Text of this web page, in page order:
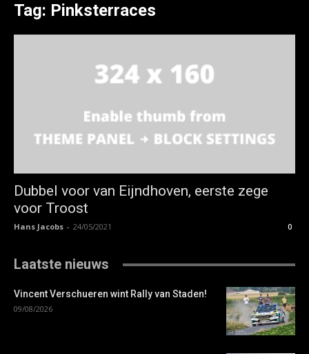
Tag: Pinksterraces
Dubbel voor van Eijndhoven, eerste zege
voor Troost
Hans Jacobs - 24/05/2021 0
Laatste nieuws
Vincent Verschueren wint Rally van Staden!
09/08/2026